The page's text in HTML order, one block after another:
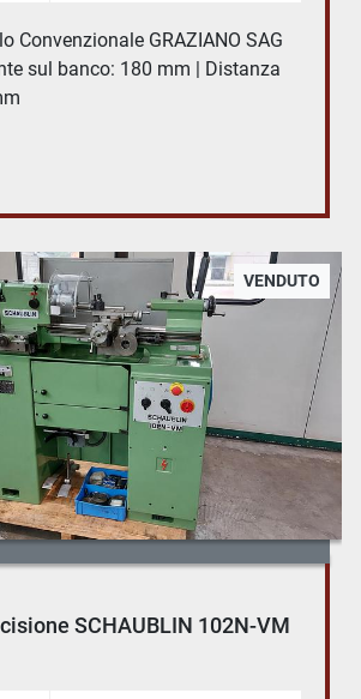
Convenzionale GRAZIANO SAG
sul banco: 180 mm | Distanza
VENDUTO
SCHAUBLIN 102N-VM